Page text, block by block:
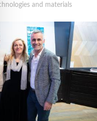
and materials